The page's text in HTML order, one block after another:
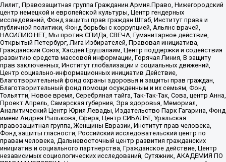
Лилит, Правозащитная группа Гражданин.Армия.Право, Нижегородский
центр немецкой и европейской культуры, Центр гендерных
исследований, Фонд защиты прав граждан Штаб, Институт права и
публичной политики, Фонд борьбы с коррупцией, Альянс врачей,
НАСИЛИЮ.НЕТ, Мы против СПИДа, СВЕЧА, Гуманитарное действие,
Открытый Петербург, Лига Избирателей, Правовая инициатива,
Гражданский Союз, Хасдей Ерушалаим, Центр поддержки и содействия
развитию средств массовой информации, Горячая Линия, В защиту
прав заключенных, Институт глобализации и социальных движений,
Центр социально-информационных инициатив Действие,
Благотворительный фонд охраны здоровья и защиты прав граждан,
Благотворительный фонд помощи осужденным и их семьям, Фонд
Тольятти, Новое время, Серебряная тайга, Так-Так-Так, Сова, центр Анна,
Проект Апрель, Самарская губерния, Эра здоровья, Мемориал,
Аналитический Центр Юрия Левады, Издательство Парк Гагарина, Фонд
имени Андрея Рылькова, Сфера, Центр СИБАЛЬТ, Уральская
правозащитная группа, Женщины Евразии, Институт прав человека,
Фонд защиты гласности, Российский исследовательский центр по
правам человека, Дальневосточный центр развития гражданских
инициатив и социального партнерства, Гражданское действие, Центр
независимых социологических исследований, Сутяжник, АКАДЕМИЯ ПО